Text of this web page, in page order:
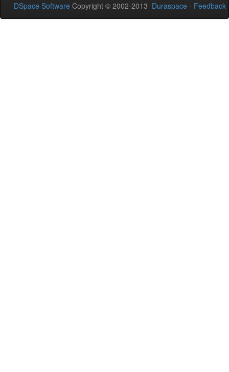
DSpace Software Copyright © 2002-2013 Duraspace - Feedback